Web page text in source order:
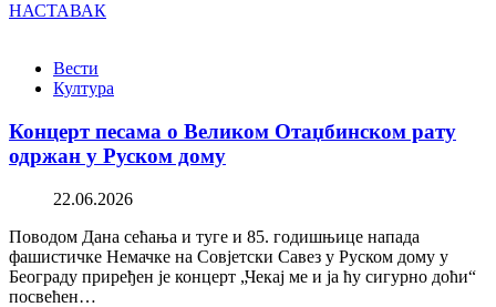
НАСТАВАК
Вести
Култура
Концерт песама о Великом Отаџбинском рату
одржан у Руском дому
22.06.2026
Поводом Дана сећања и туге и 85. годишњице напада
фашистичке Немачке на Совјетски Савез у Руском дому у
Београду приређен је концерт „Чекај ме и ја ћу сигурно доћи“
посвећен…